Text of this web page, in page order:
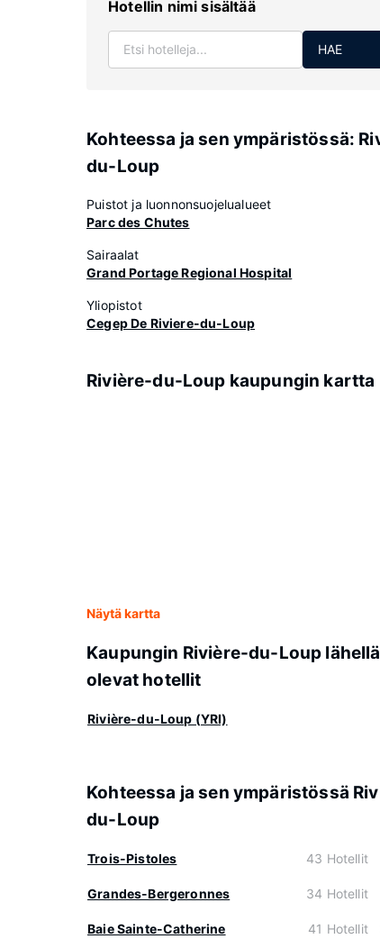
Hotellin nimi sisältää
HAE
Kohteessa ja sen ympäristössä:
du-Loup
Puistot ja luonnonsuojelualueet
Parc des Chutes
Sairaalat
Grand Portage Regional Hospital
Yliopistot
Cegep De Riviere-du-Loup
Rivière-du-Loup kaupungin kartta
Näytä kartta
Kaupungin Rivière-du-Loup lähellä
olevat hotellit
Rivière-du-Loup (YRI)
Kohteessa ja sen ympäristössä
du-Loup
Trois-Pistoles 43 Hotellit
Grandes-Bergeronnes 34 Hotellit
Baie Sainte-Catherine 41 Hotellit